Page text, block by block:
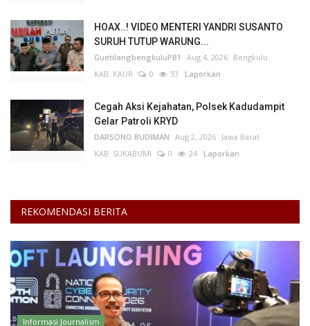
Olahraga
Kesehatan
Perempuan/Anak
HOAX..! VIDEO MENTERI YANDRI SUSANTO
SURUH TUTUP WARUNG...
GuetilangbengkuluPB1 Aug 4, 2026 Bengkulu
KAB. KAUR
0 33 Laporkan
Cegah Aksi Kejahatan, Polsek Kadudampit
Gelar Patroli KRYD
DARSONO BUDIMAN Aug 2, 2026 Jawa Barat
KAB. SUKABUMI
0 24 Laporkan
REKOMENDASI BERITA
Informasi Journalism